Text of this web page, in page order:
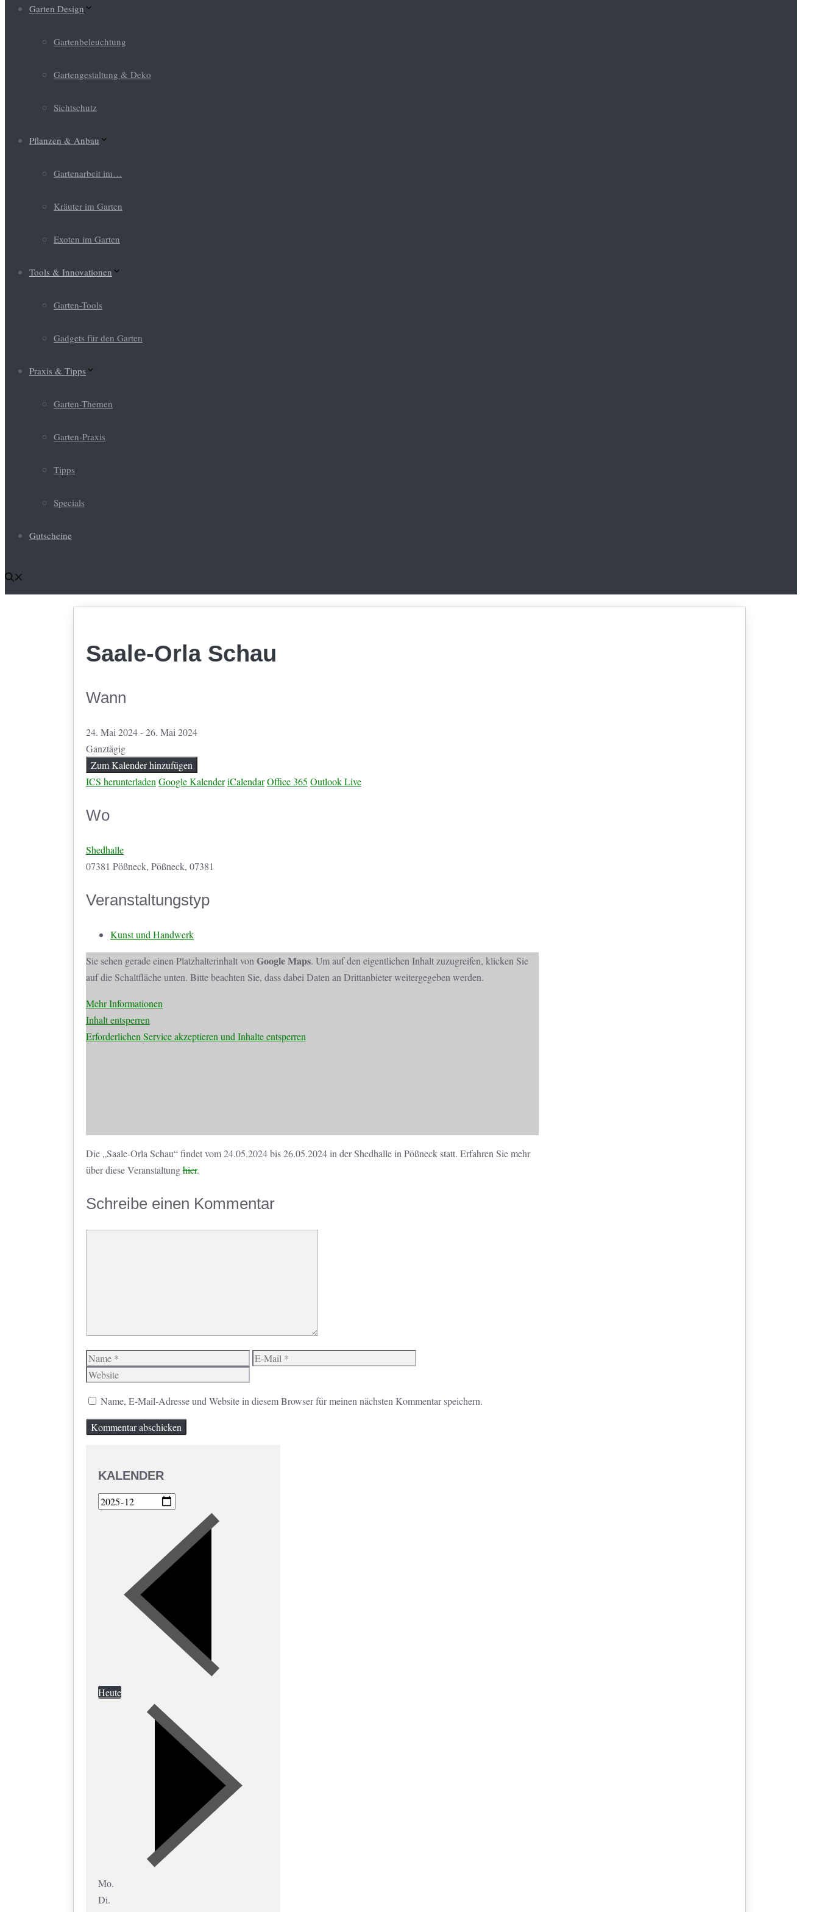
Garten Design
Gartenbeleuchtung
Gartengestaltung & Deko
Sichtschutz
Pflanzen & Anbau
Gartenarbeit im…
Kräuter im Garten
Exoten im Garten
Tools & Innovationen
Garten-Tools
Gadgets für den Garten
Praxis & Tipps
Garten-Themen
Garten-Praxis
Tipps
Specials
Gutscheine
Saale-Orla Schau
Wann
24. Mai 2024 - 26. Mai 2024
Ganztägig
Zum Kalender hinzufügen
ICS herunterladen Google Kalender iCalendar Office 365 Outlook Live
Wo
Shedhalle
07381 Pößneck, Pößneck, 07381
Veranstaltungstyp
Kunst und Handwerk
Sie sehen gerade einen Platzhalterinhalt von Google Maps. Um auf den eigentlichen Inhalt zuzugreifen, klicken Sie
auf die Schaltfläche unten. Bitte beachten Sie, dass dabei Daten an Drittanbieter weitergegeben werden.
Mehr Informationen
Inhalt entsperren
Erforderlichen Service akzeptieren und Inhalte entsperren
Die „Saale-Orla Schau“ findet vom 24.05.2024 bis 26.05.2024 in der Shedhalle in Pößneck statt. Erfahren Sie mehr
über diese Veranstaltunghier.
Schreibe einen Kommentar
Name
E-
Name, E-Mail-Adresse und Website in diesem Browser für meinen nächsten Kommentar speichern.
KALENDER
Heute
Mo.
Di.